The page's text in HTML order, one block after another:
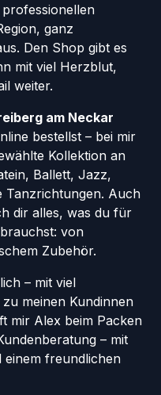
ganz
Den Shop gibt es
mit viel Herzblut,
weiter.
am Neckar
bestellst – bei mir
Kollektion an
Ballett, Jazz,
Tanzrichtungen. Auch
dir alles, was du für
von
Zubehör.
– mit viel
meinen Kundinnen
mir Alex beim Packen
– mit
einem freundlichen